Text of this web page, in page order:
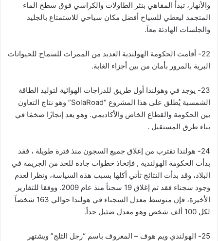
والأنهار، تبدأ المقاهي بنثر الطاولات والكراسي فوق سطح الماء
المتجمد ليعطي للسياح أفضل مكان سياحي للاستمتاع بالجليد
والجلسات الهادئة معاً.
22- أقامت الحكومة الهولندية العديد من الممرات للسماح للحيوانات
البرية بالمرور بأمان من بين أجزاء الغابة.
23- يوجد في وهولندا أول طريق للدراجات الهوائية لتوليد الطاقة
الشمسية يُطلق على هذا المشروع “SolaRoad” وهو نتاج التعاون
بين الحكومة والقطاع الخاص والأكاديمي. وهو يعد إنجازًا ضخمًا في
بناء طرق المستقبل .
24- هولندا تقترب من إغلاق جميع السجون منذ فترة طويلة ، فقد
بدأت الحكومة الهولندية , فإتخاذ خطوات جادة للحد من الجريمة في
البلاد، وقد بدأت النتائج تأتي أكلها بسبب هذه السياسة، ونظرا لعدم
وجود سجناء فقد تم إغلاق 19 سجناً منذ عام 2009. ووفقا للتقارير
الأخيرة، فإن متوسط معدل السجناء في هولندا حوالي 163 شخصاً
لكل 100 ألف شخص وهو معدل ضئيل جداً.
25- الهولندي ويم هوف – المعروف باسم “رجل الثلج” ويشتهر